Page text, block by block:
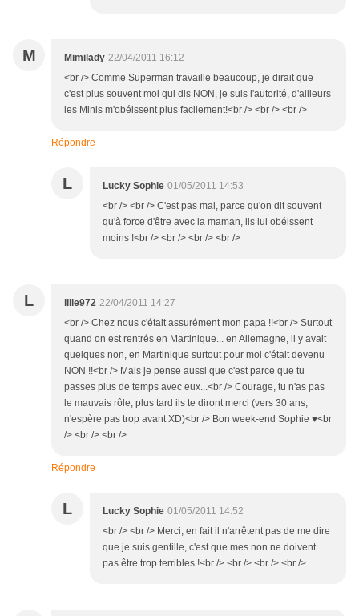
M Mimilady 22/04/2011 16:12
<br /> Comme Superman travaille beaucoup, je dirait que
c'est plus souvent moi qui dis NON, je suis l'autorité, d'ailleurs
les Minis m'obéissent plus facilement!<br /> <br /> <br />
Répondre
L Lucky Sophie 01/05/2011 14:53
<br /> <br /> C'est pas mal, parce qu'on dit souvent
qu'à force d'être avec la maman, ils lui obéissent
moins !<br /> <br /> <br /> <br />
L lilie972 22/04/2011 14:27
<br /> Chez nous c'était assurément mon papa !!<br /> Surtout
quand on est rentrés en Martinique... en Allemagne, il y avait
quelques non, en Martinique surtout pour moi c'était devenu
NON !!<br /> Mais je pense aussi que c'est parce que tu
passes plus de temps avec eux...<br /> Courage, tu n'as pas
le mauvais rôle, plus tard ils te diront merci (vers 30 ans,
n'espère pas trop avant XD)<br /> Bon week-end Sophie ♥<br
/> <br /> <br />
Répondre
L Lucky Sophie 01/05/2011 14:52
<br /> <br /> Merci, en fait il n'arrêtent pas de me dire
que je suis gentille, c'est que mes non ne doivent
pas être trop terribles !<br /> <br /> <br /> <br />